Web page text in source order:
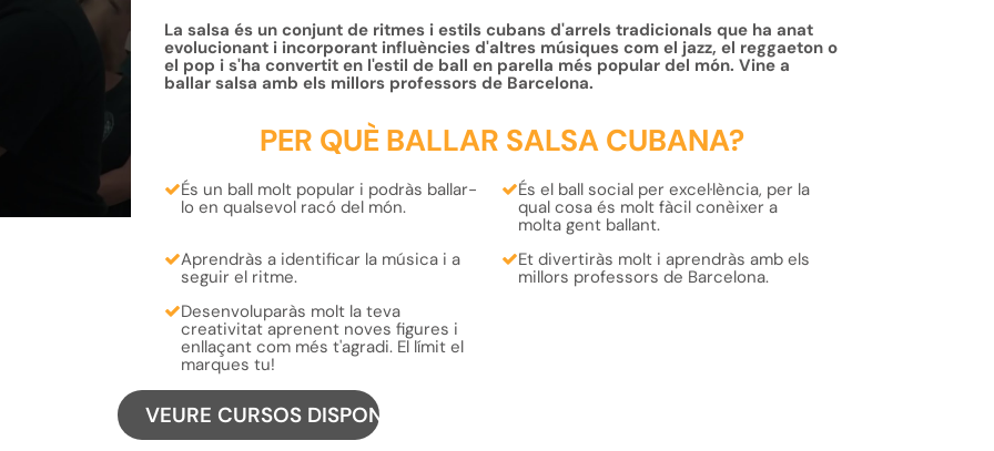
La salsa és un conjunt de ritmes i estils cubans d'arrels tradicionals que ha anat
evolucionant i incorporant influències d'altres músiques com el jazz, el reggaeton o
el pop i s'ha convertit en l'estil de ball en parella més popular del món. Vine a
ballar salsa amb els millors professors de Barcelona.
PER QUÈ BALLAR SALSA CUBANA?
És un ball molt popular i podràs ballar-
lo en qualsevol racó delmón.
És el ball social per excel·lència, per la
qual cosa és molt fàcilconèixer a
moltagent ballant.
Aprendràs aidentificar la música i a
seguir el ritme.
Et divertiràs molt i aprendràs amb els
millors professors de Barcelona.
Desenvoluparàs molt la teva
creativitat aprenentnoves figures i
enllaçant com més t'agradi. El límit el
marques tu!
VEURE CURSOS DISPONIBLES